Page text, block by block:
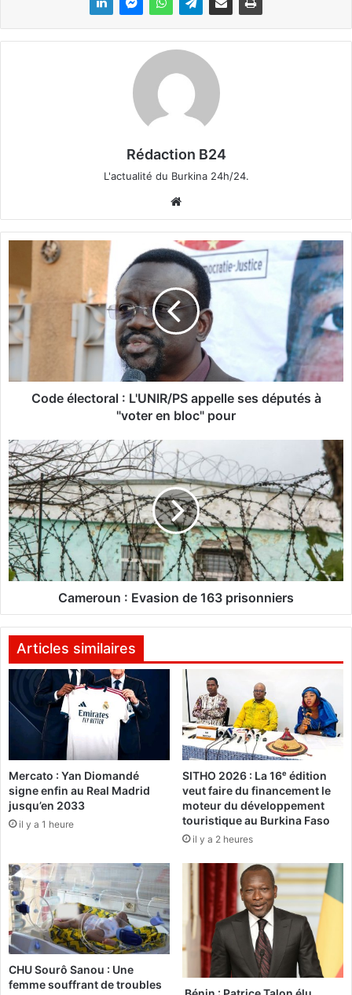
Rédaction B24
L'actualité du Burkina 24h/24.
bsi
te
d
e
é
l
e
t
l
:
L
'
U
N
I
R
/
S
a
p
e
s
d
é
p
é
s
à
"
v
o
t
e
Code électoral : L'UNIR/PS appelle ses députés à
"voter en bloc" pour
C
a
m
e
r
o
u
n
:
v
a
i
n
d
6
3
p
r
i
o
n
n
i
e
r
Cameroun : Evasion de 163 prisonniers
Articles similaires
Mercato : Yan Diomandé
signe enfin au Real Madrid
jusqu’en 2033
il y a 1 heure
SITHO 2026 : La 16ᵉ édition
veut faire du financement le
moteur du développement
touristique au Burkina Faso
il y a 2 heures
CHU Sourô Sanou : Une
femme souffrant de troubles